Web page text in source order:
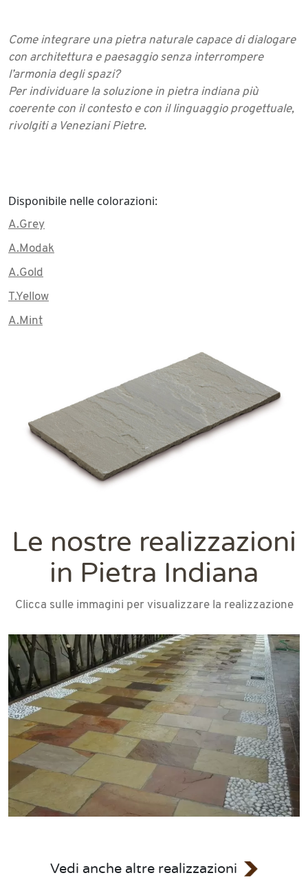
Come integrare una pietra naturale capace di dialogare
con architettura e paesaggio senza interrompere
l’armonia degli spazi?
Per individuare la soluzione in pietra indiana più
coerente con il contesto e con il linguaggio progettuale,
rivolgiti a Veneziani Pietre.
Disponibile nelle colorazioni:
A.Grey
A.Modak
A.Gold
T.Yellow
A.Mint
K. Yellow
Le nostre realizzazioni
in Pietra Indiana
Clicca sulle immagini per visualizzare la realizzazione
Vedi anche altre realizzazioni